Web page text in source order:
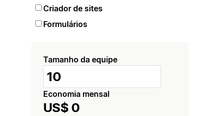
Criador de sites
Formulários
Tamanho da equipe
Economia mensal
US$ 0